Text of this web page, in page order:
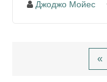
Джоджо Мойес
«